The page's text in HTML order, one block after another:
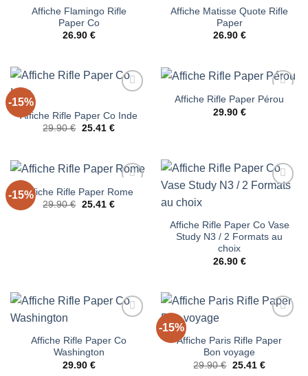
à la liste
d’envies
Affiche Flamingo Rifle
Paper Co
26.90 €
à la liste
d’envies
Affiche Matisse Quote Rifle
Paper
26.90 €
-15%
à la liste
d’envies
Affiche Rifle Paper Co Inde
29.90€ Le
29.90 €.
25.41 €Le
25.41 €.
Ajouter
Affiche Rifle Paper Pérou
29.90 €
-15%
Ajouter
à la liste
Affiche Rifle Paper Rome
29.90€ Le
25.41 €Le
Affiche Rifle Paper Co Vase
Study N3 / 2 Formats au
choix
26.90 €
à la liste
d’envies
Affiche Rifle Paper Co
Washington
29.90 €
-15%
à la liste
d’envies
Affiche Paris Rifle Paper
Bon voyage
29.90€ Le
25.41 €Le